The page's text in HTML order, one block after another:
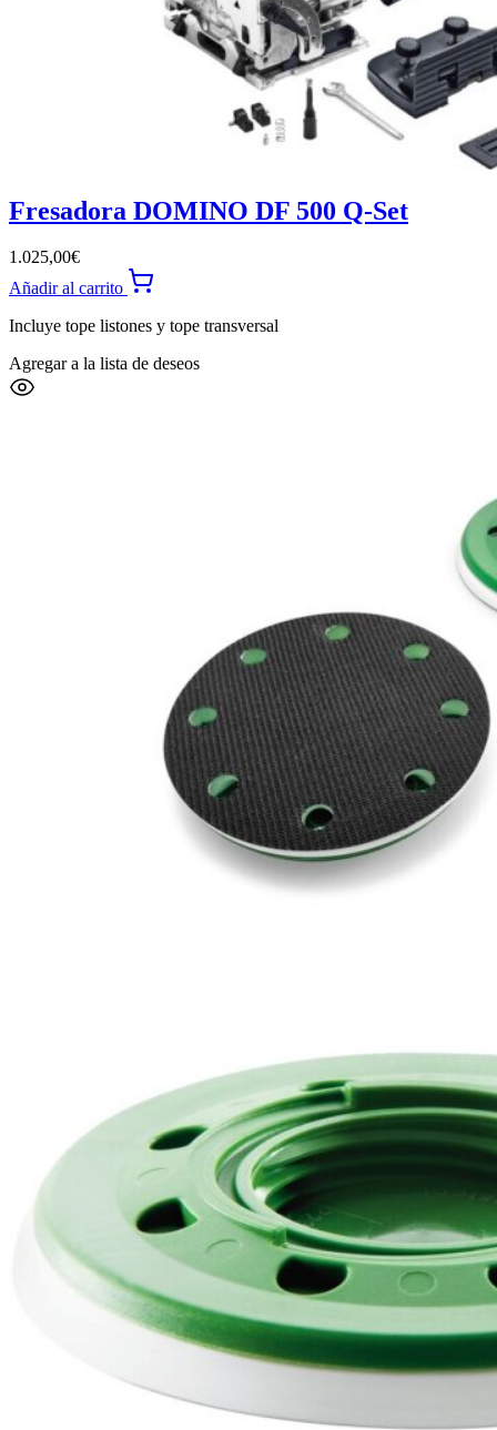
Fresadora DOMINO DF 500 Q-Set
1.025,00€
Añadir al carrito
Incluye tope listones y tope transversal
Agregar a la lista de deseos